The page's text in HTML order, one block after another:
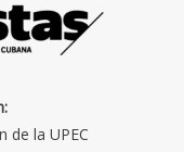
de la UPEC